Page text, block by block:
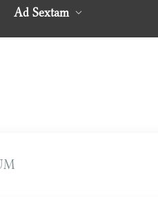
Ad Sextam